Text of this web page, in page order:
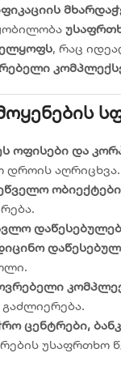
, რაც
ოფისები და
დროის აღრიცხვა.
ობიექტები
ცენტრები,
უსაფრთხო